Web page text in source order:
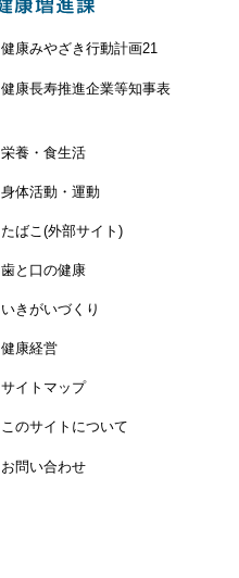
健康みやざき行動計画21
健康長寿推進企業等知事表
栄養・食生活
身体活動・運動
たばこ(外部サイト)
歯と口の健康
いきがいづくり
健康経営
サイトマップ
このサイトについて
お問い合わせ